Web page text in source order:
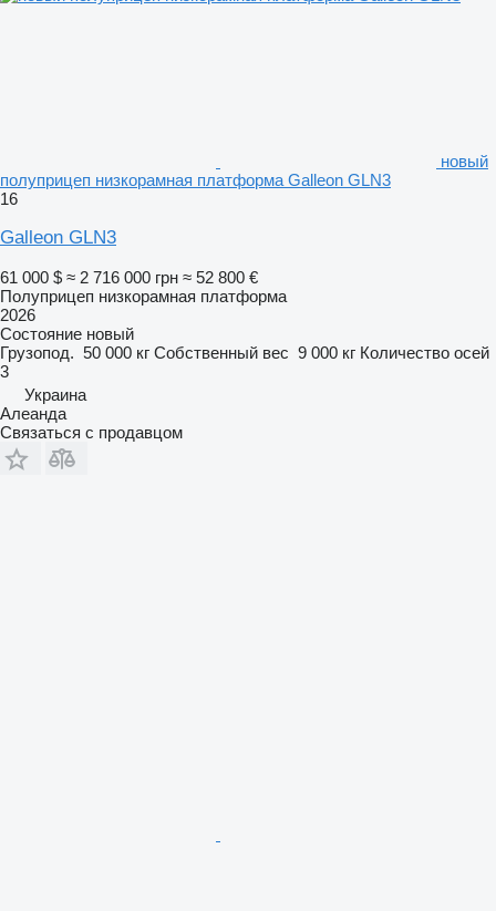
новый
полуприцеп низкорамная платформа Galleon GLN3
16
Galleon GLN3
61 000 $ ≈ 2 716 000 грн ≈ 52 800 €
Полуприцеп низкорамная платформа
2026
Состояние новый
Грузопод. 50 000 кг Собственный вес 9 000 кг Количество осей
3
Украина
Алеанда
Связаться с продавцом